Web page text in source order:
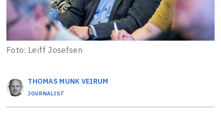
Foto: Leiff Josefsen
THOMAS MUNK VEIRUM
JOURNALIST